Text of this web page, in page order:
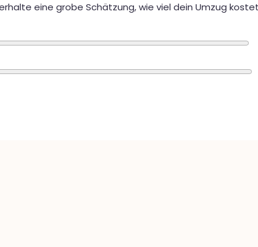
eine grobe Schätzung, wie viel dein Umzug